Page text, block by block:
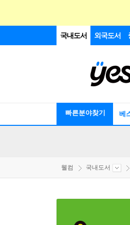
국내도서 외국도서
빠른분야찾기 베
웰컴 국내도서